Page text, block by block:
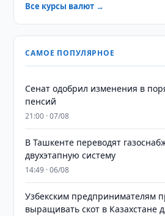
Все курсы валют →
САМОЕ ПОПУЛЯРНОЕ
Сенат одобрил изменения в
пенсий
21:00 · 07/08
В Ташкенте переводят
двухэтапную систему
14:49 · 06/08
Узбекским предпринимателям
выращивать скот в Казахстане